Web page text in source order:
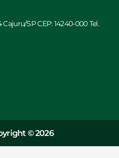
SP CEP: 14240-000 Tel.
© 2026